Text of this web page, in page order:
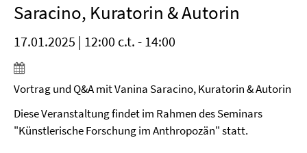
Saracino, Kuratorin & Autorin
17.01.2025 | 12:00 c.t. - 14:00
Vortrag und Q&A mit Vanina Saracino, Kuratorin & Autorin
Diese Veranstaltung findet im Rahmen des Seminars
"Künstlerische Forschung im Anthropozän" statt.